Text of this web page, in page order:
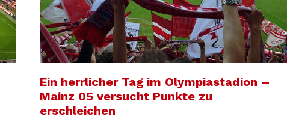
Ein herrlicher Tag im Olympiastadion –
Mainz 05 versucht Punkte zu
erschleichen